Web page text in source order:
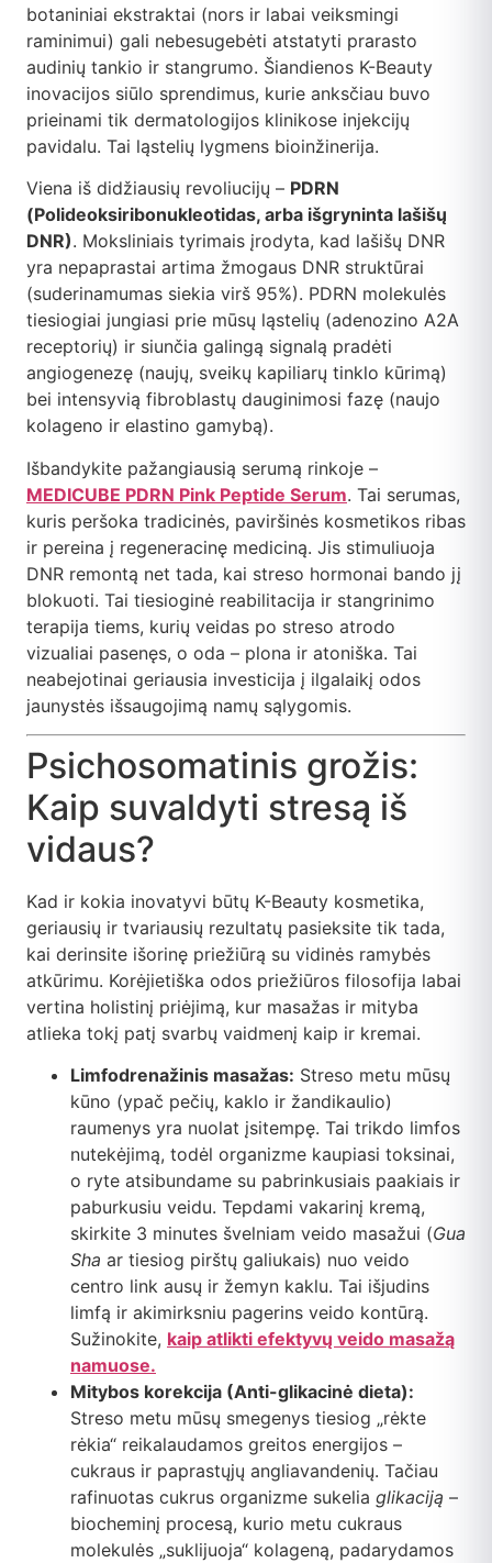
botaniniai ekstraktai (nors ir labai veiksmingi
raminimui) gali nebesugebėti atstatyti prarasto
audinių tankio ir stangrumo. Šiandienos K-Beauty
inovacijos siūlo sprendimus, kurie anksčiau buvo
prieinami tik dermatologijos klinikose injekcijų
pavidalu. Tai ląstelių lygmens bioinžinerija.
Viena iš didžiausių revoliucijų – PDRN
(Polideoksiribonukleotidas, arba išgryninta lašišų
DNR). Moksliniais tyrimais įrodyta, kad lašišų DNR
yra nepaprastai artima žmogaus DNR struktūrai
(suderinamumas siekia virš 95%). PDRN molekulės
tiesiogiai jungiasi prie mūsų ląstelių (adenozino A2A
receptorių) ir siunčia galingą signalą pradėti
angiogenezę (naujų, sveikų kapiliarų tinklo kūrimą)
bei intensyvią fibroblastų dauginimosi fazę (naujo
kolageno ir elastino gamybą).
Išbandykite pažangiausią serumą rinkoje –
MEDICUBE PDRN Pink Peptide Serum. Tai serumas,
kuris peršoka tradicinės, paviršinės kosmetikos ribas
ir pereina į regeneracinę mediciną. Jis stimuliuoja
DNR remontą net tada, kai streso hormonai bando jį
blokuoti. Tai tiesioginė reabilitacija ir stangrinimo
terapija tiems, kurių veidas po streso atrodo
vizualiai pasenęs, o oda – plona ir atoniška. Tai
neabejotinai geriausia investicija į ilgalaikį odos
jaunystės išsaugojimą namų sąlygomis.
Psichosomatinis grožis:
Kaip suvaldyti stresą iš
vidaus?
Kad ir kokia inovatyvi būtų K-Beauty kosmetika,
geriausių ir tvariausių rezultatų pasieksite tik tada,
kai derinsite išorinę priežiūrą su vidinės ramybės
atkūrimu. Korėjietiška odos priežiūros filosofija labai
vertina holistinį priėjimą, kur masažas ir mityba
atlieka tokį patį svarbų vaidmenį kaip ir kremai.
Limfodrenažinis masažas: Streso metu mūsų
kūno (ypač pečių, kaklo ir žandikaulio)
raumenys yra nuolat įsitempę. Tai trikdo limfos
nutekėjimą, todėl organizme kaupiasi toksinai,
o ryte atsibundame su pabrinkusiais paakiais ir
paburkusiu veidu. Tepdami vakarinį kremą,
skirkite 3 minutes švelniam veido masažui (Gua
Sha ar tiesiog pirštų galiukais) nuo veido
centro link ausų ir žemyn kaklu. Tai išjudins
limfą ir akimirksniu pagerins veido kontūrą.
Sužinokite, kaip atlikti efektyvų veido masažą
namuose.
Mitybos korekcija (Anti-glikacinė dieta):
Streso metu mūsų smegenys tiesiog „rėkte
rėkia“ reikalaudamos greitos energijos –
cukraus ir paprastųjų angliavandenių. Tačiau
rafinuotas cukrus organizme sukelia glikaciją –
biocheminį procesą, kurio metu cukraus
molekulės „suklijuoja“ kolageną, padarydamos